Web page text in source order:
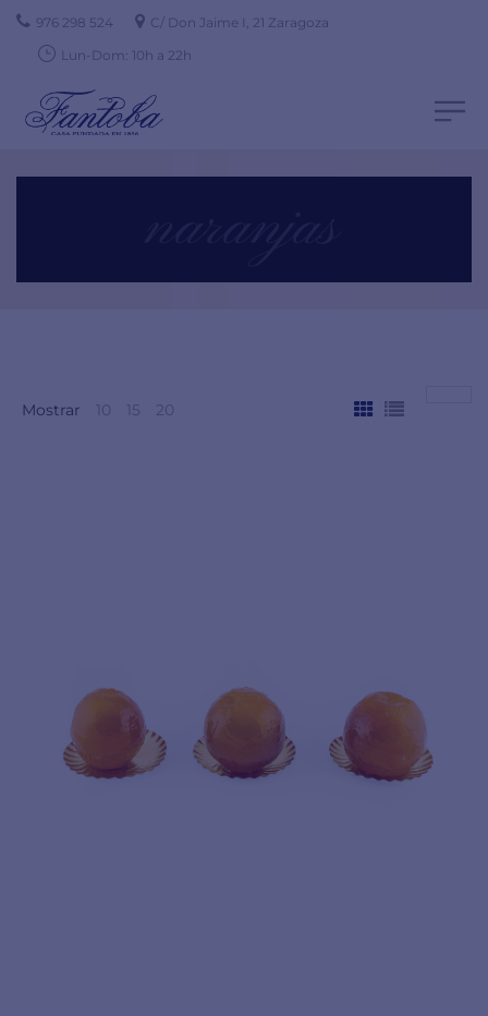
976 298 524
C/ Don Jaime I, 21 Zaragoza
Lun-Dom: 10h a 22h
Mostrar 10 15 20